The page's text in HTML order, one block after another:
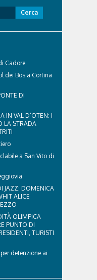
-
che durante i
in una...
Cadore
dei Bos a Cortina
DI
IN VAL D’OTEN: I
LA STRADA
a San Vito di
JAZZ: DOMENICA
ALICE
OLIMPICA
PUNTO DI
TURISTI
detenzione ai